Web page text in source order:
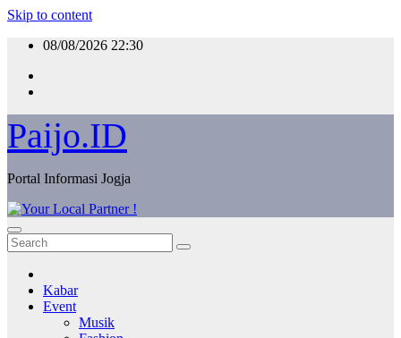
Skip to content
08/08/2026 22:30
Paijo.ID
Portal Informasi Jogja
Kabar
Event
Musik